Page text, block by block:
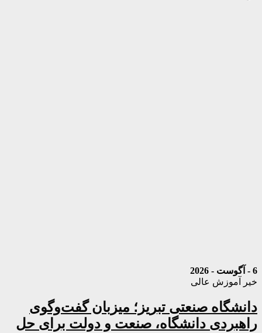
6 - آگوست - 2026
خیر آموزش عالی
دانشگاه صنعتی تبریز؛ میزبان گفت‌وگوی
راهبردی دانشگاه، صنعت و دولت برای حل